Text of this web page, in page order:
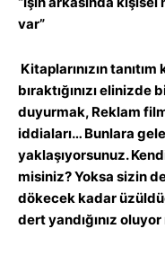
var”
Kitaplarınızın
bıraktığınızı
duyurmak, Reklam
iddiaları… Bunlara
yaklaşıyorsunuz.
misiniz? Yoksa sizin
dökecek kadar
dert yandığınız oluyor